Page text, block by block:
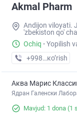
Akmal Pharm
Andijon viloyati.
'zbekiston qo'
Ochiq · Yopilish
+998 (90) XXX-
кo’rish
Аква Марис
Ядран Галенски
Mavjud: 1 dona (1